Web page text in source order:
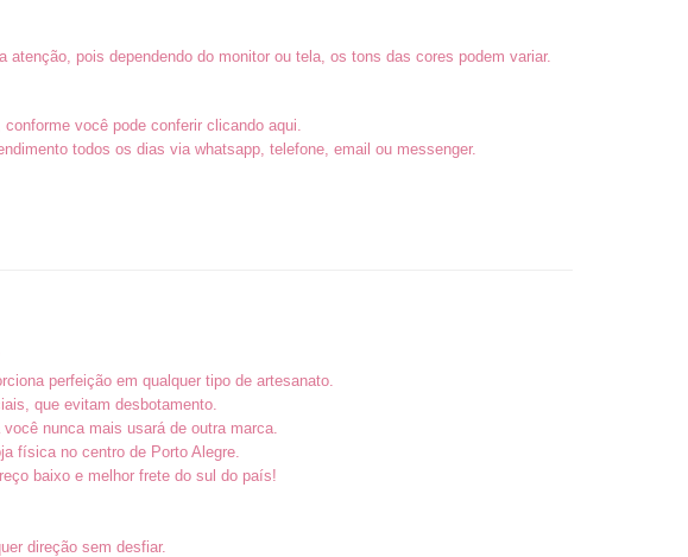
pois dependendo do monitor ou tela, os tons das cores podem variar.
você pode conferir clicando aqui
todos os dias via whatsapp, telefone, email ou messenger.
perfeição em qualquer tipo de artesanato.
que evitam desbotamento.
nunca mais usará de outra marca.
física no centro de Porto Alegre.
baixo e melhor frete do sul do país!
direção sem desfiar.